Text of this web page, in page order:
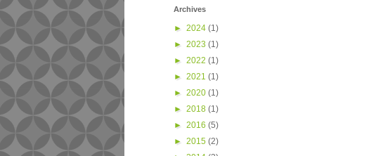
Archives
► 2024 (1)
► 2023 (1)
► 2022 (1)
► 2021 (1)
► 2020 (1)
► 2018 (1)
► 2016 (5)
► 2015 (2)